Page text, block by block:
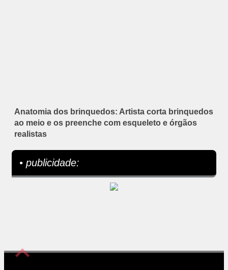
Anatomia dos brinquedos: Artista corta brinquedos
ao meio e os preenche com esqueleto e órgãos
realistas
• publicidade: